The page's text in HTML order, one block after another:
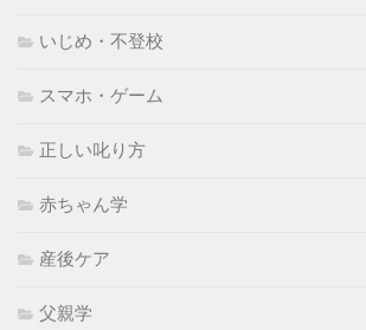
いじめ・不登校
スマホ・ゲーム
正しい叱り方
赤ちゃん学
産後ケア
父親学